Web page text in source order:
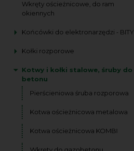
Wkręty ościeżnicowe, do ram
okiennych
Końcówki do elektronarzędzi - BITY
Kołki rozporowe
Kotwy i kołki stalowe, śruby do
betonu
Pierścieniowa śruba rozporowa
Kotwa ościeżnicowa metalowa
Kotwa ościeżnicowa KOMBI